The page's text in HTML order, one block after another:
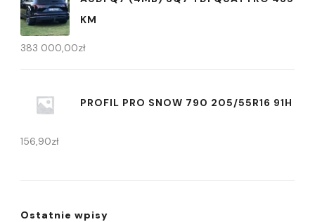
KM
383 000,00zł
PROFIL PRO SNOW 790 205/55R16 91H
156,90zł
Ostatnie wpisy